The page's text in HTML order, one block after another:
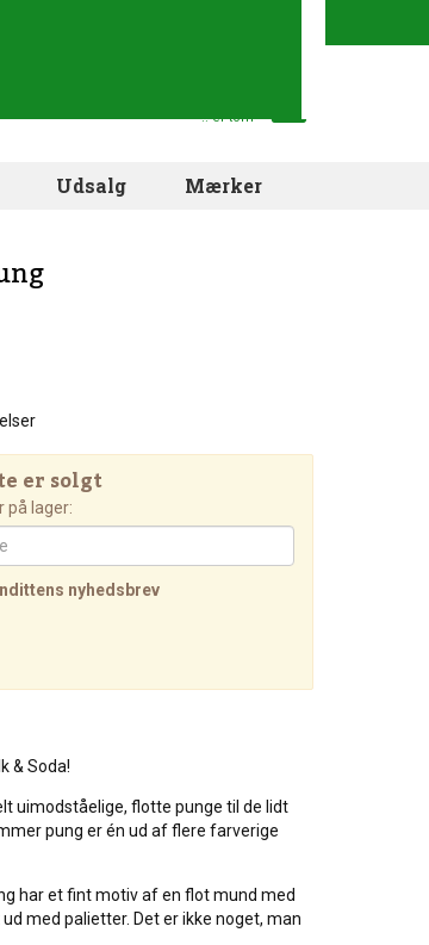
.. er tom
Udsalg Mærker
er solgt
på lager:
nyhedsbrev
& Soda!
uimodståelige, flotte punge til de lidt
pung er én ud af flere farverige
har et fint motiv af en flot mund med
med palietter. Det er ikke noget, man